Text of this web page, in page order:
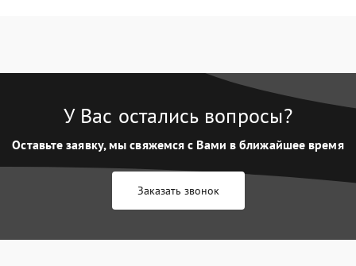
85 мин 1 год
Перегрев из‑за пыли, износа
термопасты или неисправности
кулера
75 мин
Выход из строя SSD или HDD:
медленная загрузка, ошибки
80 мин
У Вас остались вопросы?
Оставьте заявку, мы свяжемся с Вами в ближайшее время
Заказать звонок